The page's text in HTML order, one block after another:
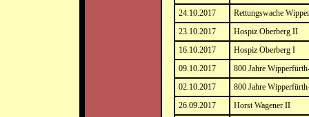
24.10.2017
Rettungswache
23.10.2017
Hospiz Oberberg II
16.10.2017
Hospiz Oberberg I
09.10.2017
800 Jahre
02.10.2017
800 Jahre
26.09.2017
Horst Wagener II